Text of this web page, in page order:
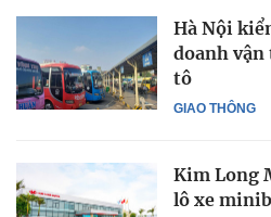
GIAO THÔNG
Hà Nội
doanh vận
tô
Kim Long
lô xe